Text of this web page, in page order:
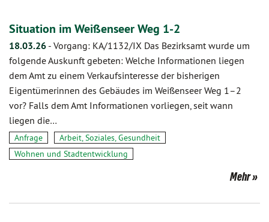
Situation im Weißenseer Weg 1-2
18.03.26 - Vorgang: KA/1132/IX Das Bezirksamt wurde um
folgende Auskunft gebeten: Welche Informationen liegen
dem Amt zu einem Verkaufsinteresse der bisherigen
Eigentümerinnen des Gebäudes im Weißenseer Weg 1–2
vor? Falls dem Amt Informationen vorliegen, seit wann
liegen die…
Anfrage
Arbeit, Soziales, Gesundheit
Wohnen und Stadtentwicklung
Mehr